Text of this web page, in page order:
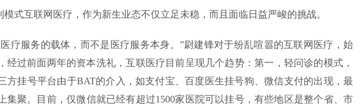
式互联网医疗，作为新生业态不仅立足未稳，而且面临日益严峻的挑战。
疗服务的载体，而不是医疗服务本身。”尉建锋对于纷乱喧嚣的互联网医疗，始
经过前面两年的资本洗礼，互联医疗目前呈现几个趋势：第一，轻问诊的模式，
方挂号平台由于BAT的介入，如支付宝、百度医生挂号狗、微信支付的出现，最
集聚。目前，仅微信就已经有超过1500家医院可以挂号，有些地区是整个省、市